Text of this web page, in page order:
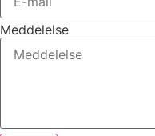
Meddelelse